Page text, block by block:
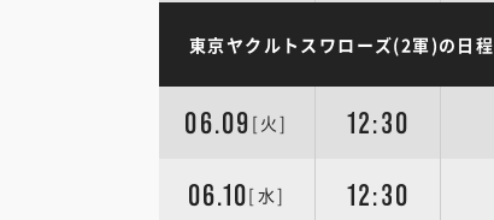
東京ヤクルトスワローズ(2軍)の日程
06.09 [火] 12:30
06.10[水] 12:30